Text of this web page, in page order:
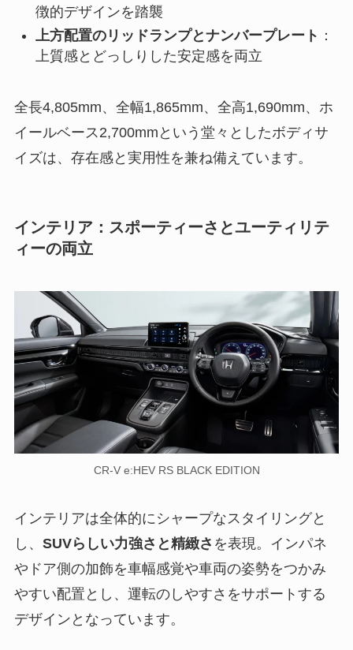
徴的デザインを踏襲
上方配置のリッドランプとナンバープレート ：
上質感とどっしりした安定感を両立
全長4,805mm、全幅1,865mm、全高1,690mm、ホ
イールベース2,700mmという堂々としたボディサ
イズは、存在感と実用性を兼ね備えています。
インテリア：スポーティーさとユーティリテ
ィーの両立
CR-V e:HEV RS BLACK EDITION
インテリアは全体的にシャープなスタイリングと
し、 SUVらしい力強さと精緻さ を表現。インパネ
やドア側の加飾を車幅感覚や車両の姿勢をつかみ
やすい配置とし、運転のしやすさをサポートする
デザインとなっています。